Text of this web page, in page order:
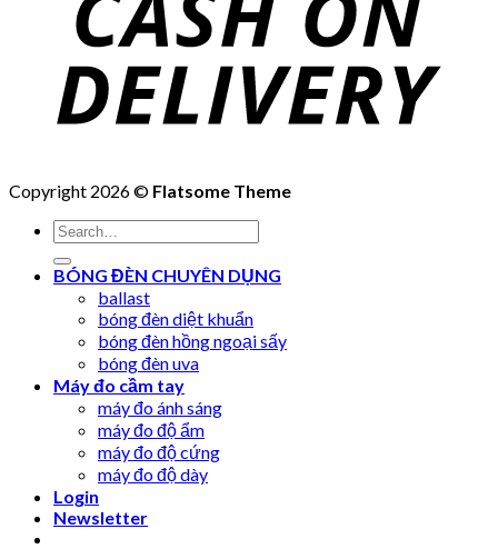
Copyright 2026 © Flatsome Theme
Search
for:
BÓNG ĐÈN CHUYÊN DỤNG
ballast
bóng đèn diệt khuẩn
bóng đèn hồng ngoại sấy
bóng đèn uva
Máy đo cầm tay
máy đo ánh sáng
máy đo độ ẩm
máy đo độ cứng
máy đo độ dày
Login
Newsletter